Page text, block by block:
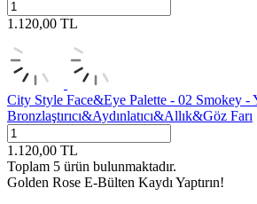
1.120,00 TL
City Style Face&Eye Palette - 02 Smokey -
Bronzlaştırıcı&Aydınlatıcı&Allık&Göz Farı
1.120,00 TL
Toplam 5 ürün bulunmaktadır.
Golden Rose E-Bülten Kaydı Yaptırın!